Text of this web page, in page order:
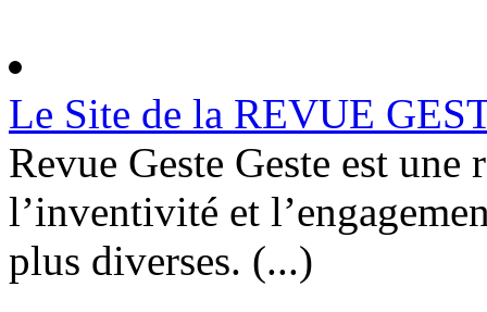
Le Site de la REVUE
Revue Geste Geste est
l’inventivité et
plus diverses. (...)